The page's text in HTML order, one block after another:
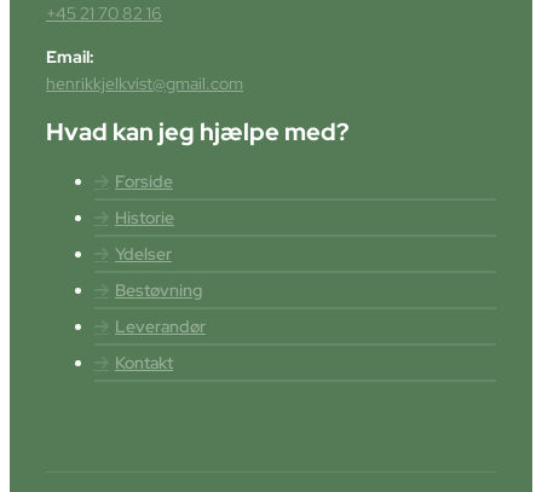
+45 21 70 82 16
Email:
henrikkjelkvist@gmail.com
Hvad kan jeg hjælpe med?
Forside
Historie
Ydelser
Bestøvning
Leverandør
Kontakt